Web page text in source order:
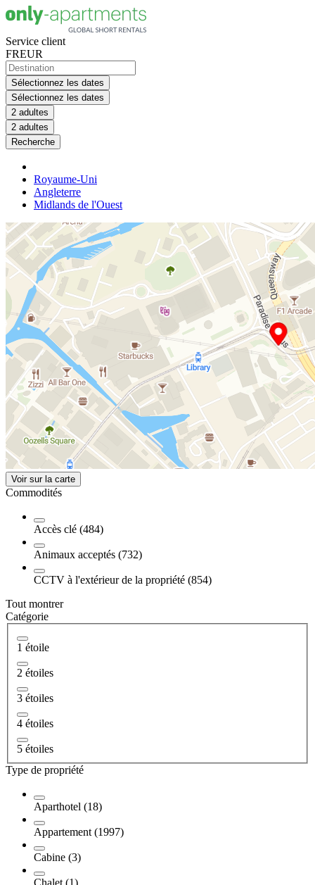
Service client
FREUR
Sélectionnez les dates
Sélectionnez les dates
2 adultes
2 adultes
Recherche
Royaume-Uni
Angleterre
Midlands de l'Ouest
Voir sur la carte
Commodités
Accès clé (484)
Animaux acceptés (732)
CCTV à l'extérieur de la propriété (854)
Tout montrer
Catégorie
1 étoile
2 étoiles
3 étoiles
4 étoiles
5 étoiles
Type de propriété
Aparthotel (18)
Appartement (1997)
Cabine (3)
Chalet (1)